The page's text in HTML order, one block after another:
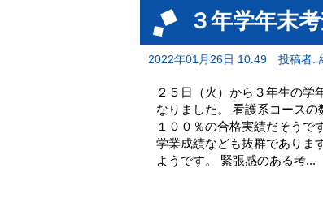
３年学年末
2022年01月26日 10:49 投稿者:
２５日（火）から３年生の学
なりました。 看護系コース
１００％の合格実績だそうで
学業成績なども抜群でありま
ようです。 緊張感のある考...